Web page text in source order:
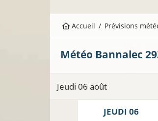
Accueil Prévisions
Météo Bannalec
Jeudi 06 août
JEUDI 06